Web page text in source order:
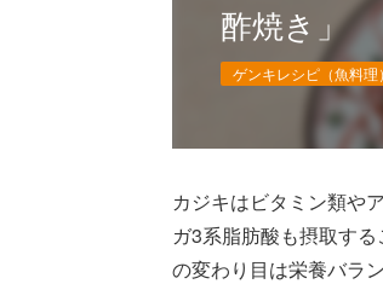
酢焼き」
ゲンキレシピ（魚料理）
カジキはビタミン類や
ガ3系脂肪酸も摂取す
の変わり目は栄養バラ